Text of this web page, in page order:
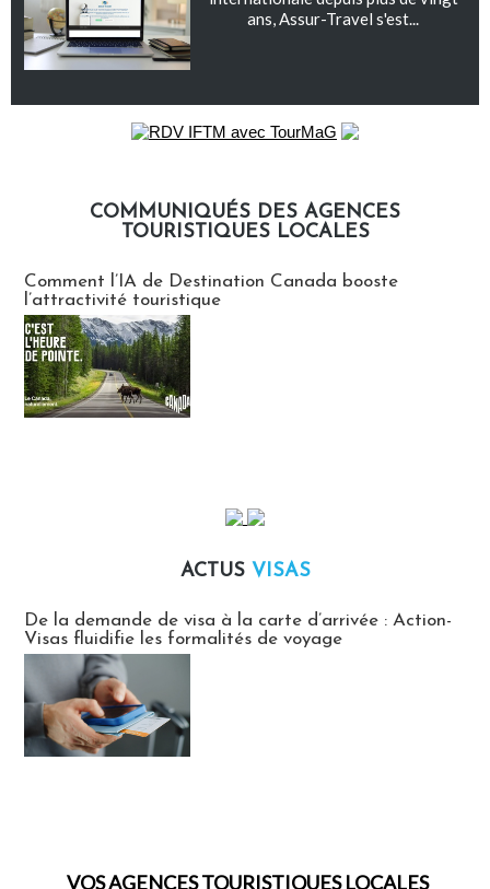
ans, Assur-Travel s'est...
COMMUNIQUÉS DES AGENCES
TOURISTIQUES LOCALES
Comment l’IA de Destination Canada booste
l’attractivité touristique
ACTUS VISAS
De la demande de visa à la carte d’arrivée : Action-
Visas fluidifie les formalités de voyage
VOS AGENCES TOURISTIQUES LOCALES